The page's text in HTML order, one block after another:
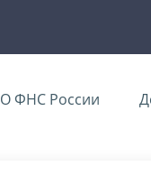
О ФНС России